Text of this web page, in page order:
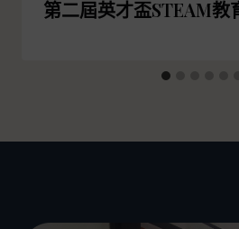
第二屆英才盃STEAM教